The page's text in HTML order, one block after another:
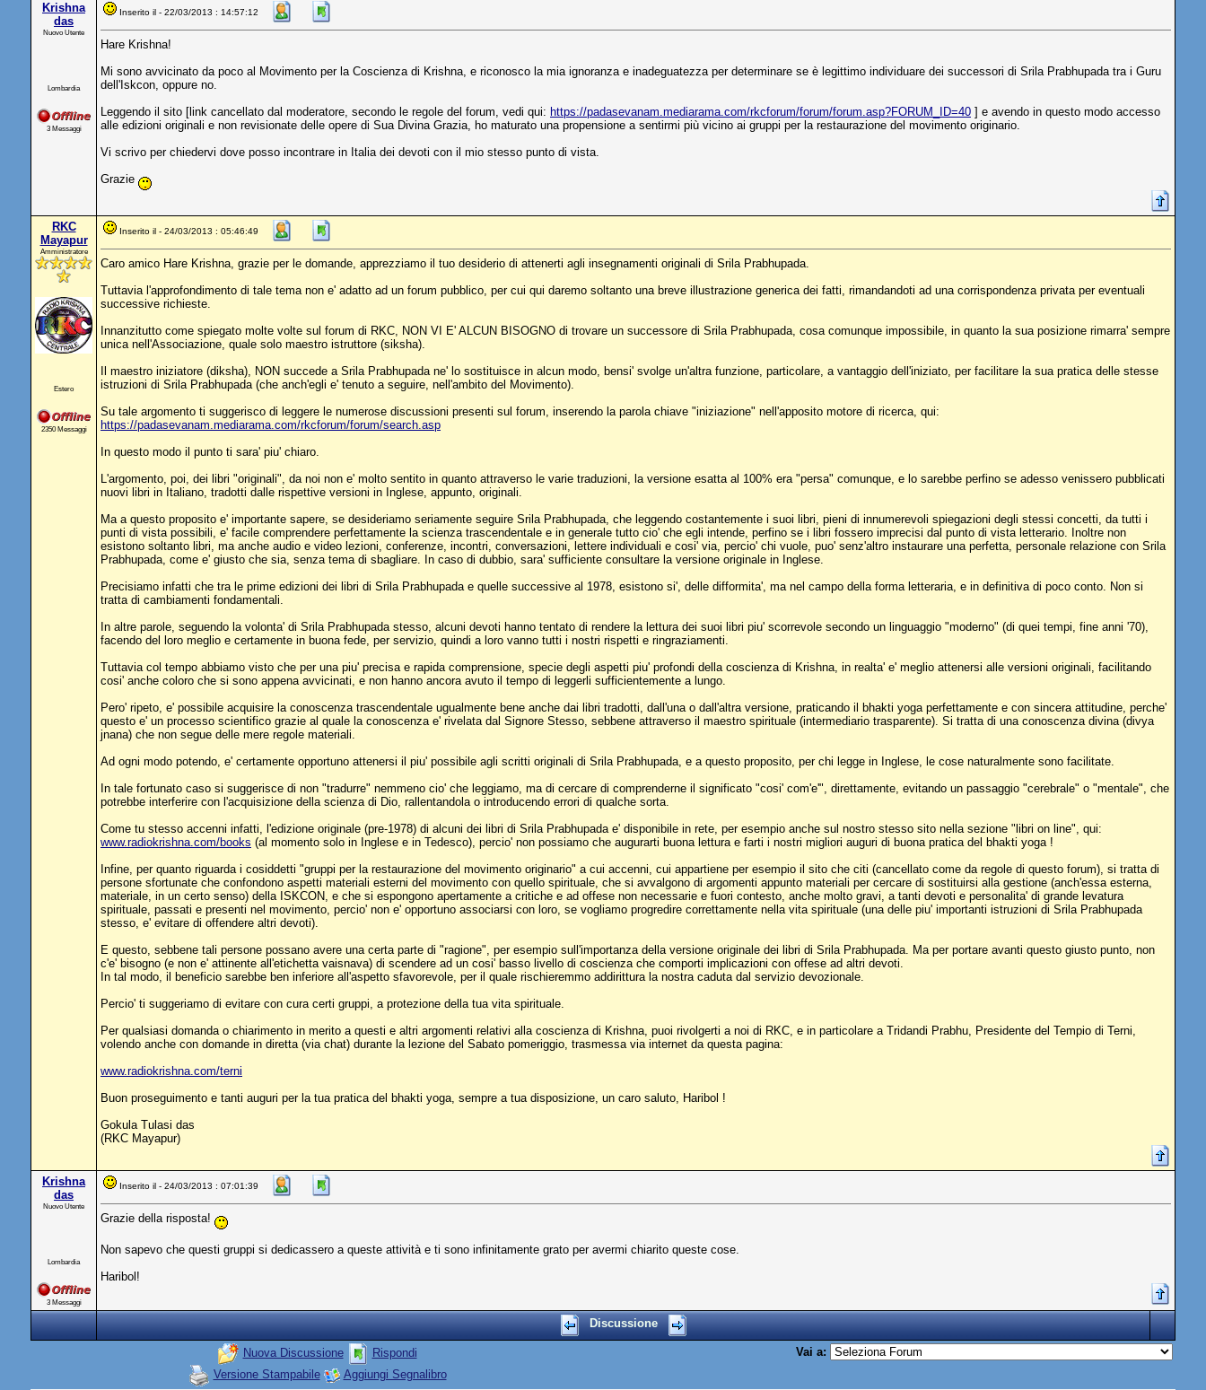
Krishna
das
Nuovo Utente
Lombardia
3 Messaggi
Inserito il - 22/03/2013 : 14:57:12
Hare Krishna!
Mi sono avvicinato da poco al Movimento per la Coscienza di Krishna, e riconosco la mia ignoranza e inadeguatezza per determinare se è legittimo individuare dei successori di Srila Prabhupada tra i Guru
dell'Iskcon, oppure no.
Leggendo il sito [link cancellato dal moderatore, secondo le regole del forum, vedi qui: https://padasevanam.mediarama.com/rkcforum/forum/forum.asp?FORUM_ID=40 ] e avendo in questo modo accesso
alle edizioni originali e non revisionate delle opere di Sua Divina Grazia, ho maturato una propensione a sentirmi più vicino ai gruppi per la restaurazione del movimento originario.
Vi scrivo per chiedervi dove posso incontrare in Italia dei devoti con il mio stesso punto di vista.
Grazie
RKC
Mayapur
Amministratore
Estero
2350 Messaggi
Inserito il - 24/03/2013 : 05:46:49
Caro amico Hare Krishna, grazie per le domande, apprezziamo il tuo desiderio di attenerti agli insegnamenti originali di Srila Prabhupada.
Tuttavia l'approfondimento di tale tema non e' adatto ad un forum pubblico, per cui qui daremo soltanto una breve illustrazione generica dei fatti, rimandandoti ad una corrispondenza privata per eventuali
successive richieste.
Innanzitutto come spiegato molte volte sul forum di RKC, NON VI E' ALCUN BISOGNO di trovare un successore di Srila Prabhupada, cosa comunque impossibile, in quanto la sua posizione rimarra' sempre
unica nell'Associazione, quale solo maestro istruttore (siksha).
Il maestro iniziatore (diksha), NON succede a Srila Prabhupada ne' lo sostituisce in alcun modo, bensi' svolge un'altra funzione, particolare, a vantaggio dell'iniziato, per facilitare la sua pratica delle stesse
istruzioni di Srila Prabhupada (che anch'egli e' tenuto a seguire, nell'ambito del Movimento).
Su tale argomento ti suggerisco di leggere le numerose discussioni presenti sul forum, inserendo la parola chiave "iniziazione" nell'apposito motore di ricerca, qui:
https://padasevanam.mediarama.com/rkcforum/forum/search.asp
In questo modo il punto ti sara' piu' chiaro.
L'argomento, poi, dei libri "originali", da noi non e' molto sentito in quanto attraverso le varie traduzioni, la versione esatta al 100% era "persa" comunque, e lo sarebbe perfino se adesso venissero pubblicati
nuovi libri in Italiano, tradotti dalle rispettive versioni in Inglese, appunto, originali.
Ma a questo proposito e' importante sapere, se desideriamo seriamente seguire Srila Prabhupada, che leggendo costantemente i suoi libri, pieni di innumerevoli spiegazioni degli stessi concetti, da tutti i
punti di vista possibili, e' facile comprendere perfettamente la scienza trascendentale e in generale tutto cio' che egli intende, perfino se i libri fossero imprecisi dal punto di vista letterario. Inoltre non
esistono soltanto libri, ma anche audio e video lezioni, conferenze, incontri, conversazioni, lettere individuali e cosi' via, percio' chi vuole, puo' senz'altro instaurare una perfetta, personale relazione con Srila
Prabhupada, come e' giusto che sia, senza tema di sbagliare. In caso di dubbio, sara' sufficiente consultare la versione originale in Inglese.
Precisiamo infatti che tra le prime edizioni dei libri di Srila Prabhupada e quelle successive al 1978, esistono si', delle difformita', ma nel campo della forma letteraria, e in definitiva di poco conto. Non si
tratta di cambiamenti fondamentali.
In altre parole, seguendo la volonta' di Srila Prabhupada stesso, alcuni devoti hanno tentato di rendere la lettura dei suoi libri piu' scorrevole secondo un linguaggio "moderno" (di quei tempi, fine anni '70),
facendo del loro meglio e certamente in buona fede, per servizio, quindi a loro vanno tutti i nostri rispetti e ringraziamenti.
Tuttavia col tempo abbiamo visto che per una piu' precisa e rapida comprensione, specie degli aspetti piu' profondi della coscienza di Krishna, in realta' e' meglio attenersi alle versioni originali, facilitando
cosi' anche coloro che si sono appena avvicinati, e non hanno ancora avuto il tempo di leggerli sufficientemente a lungo.
Pero' ripeto, e' possibile acquisire la conoscenza trascendentale ugualmente bene anche dai libri tradotti, dall'una o dall'altra versione, praticando il bhakti yoga perfettamente e con sincera attitudine, perche'
questo e' un processo scientifico grazie al quale la conoscenza e' rivelata dal Signore Stesso, sebbene attraverso il maestro spirituale (intermediario trasparente). Si tratta di una conoscenza divina (divya
jnana) che non segue delle mere regole materiali.
Ad ogni modo potendo, e' certamente opportuno attenersi il piu' possibile agli scritti originali di Srila Prabhupada, e a questo proposito, per chi legge in Inglese, le cose naturalmente sono facilitate.
In tale fortunato caso si suggerisce di non "tradurre" nemmeno cio' che leggiamo, ma di cercare di comprenderne il significato "cosi' com'e'", direttamente, evitando un passaggio "cerebrale" o "mentale", che
potrebbe interferire con l'acquisizione della scienza di Dio, rallentandola o introducendo errori di qualche sorta.
Come tu stesso accenni infatti, l'edizione originale (pre-1978) di alcuni dei libri di Srila Prabhupada e' disponibile in rete, per esempio anche sul nostro stesso sito nella sezione "libri on line", qui:
www.radiokrishna.com/books (al momento solo in Inglese e in Tedesco), percio' non possiamo che augurarti buona lettura e farti i nostri migliori auguri di buona pratica del bhakti yoga !
Infine, per quanto riguarda i cosiddetti "gruppi per la restaurazione del movimento originario" a cui accenni, cui appartiene per esempio il sito che citi (cancellato come da regole di questo forum), si tratta di
persone sfortunate che confondono aspetti materiali esterni del movimento con quello spirituale, che si avvalgono di argomenti appunto materiali per cercare di sostituirsi alla gestione (anch'essa esterna,
materiale, in un certo senso) della ISKCON, e che si espongono apertamente a critiche e ad offese non necessarie e fuori contesto, anche molto gravi, a tanti devoti e personalita' di grande levatura
spirituale, passati e presenti nel movimento, percio' non e' opportuno associarsi con loro, se vogliamo progredire correttamente nella vita spirituale (una delle piu' importanti istruzioni di Srila Prabhupada
stesso, e' evitare di offendere altri devoti).
E questo, sebbene tali persone possano avere una certa parte di "ragione", per esempio sull'importanza della versione originale dei libri di Srila Prabhupada. Ma per portare avanti questo giusto punto, non
c'e' bisogno (e non e' attinente all'etichetta vaisnava) di scendere ad un cosi' basso livello di coscienza che comporti implicazioni con offese ad altri devoti.
In tal modo, il beneficio sarebbe ben inferiore all'aspetto sfavorevole, per il quale rischieremmo addirittura la nostra caduta dal servizio devozionale.
Percio' ti suggeriamo di evitare con cura certi gruppi, a protezione della tua vita spirituale.
Per qualsiasi domanda o chiarimento in merito a questi e altri argomenti relativi alla coscienza di Krishna, puoi rivolgerti a noi di RKC, e in particolare a Tridandi Prabhu, Presidente del Tempio di Terni,
volendo anche con domande in diretta (via chat) durante la lezione del Sabato pomeriggio, trasmessa via internet da questa pagina:
www.radiokrishna.com/terni
Buon proseguimento e tanti auguri per la tua pratica del bhakti yoga, sempre a tua disposizione, un caro saluto, Haribol !
Gokula Tulasi das
(RKC Mayapur)
Krishna
das
Nuovo Utente
Lombardia
3 Messaggi
Inserito il - 24/03/2013 : 07:01:39
Grazie della risposta!
Non sapevo che questi gruppi si dedicassero a queste attività e ti sono infinitamente grato per avermi chiarito queste cose.
Haribol!
Discussione
Nuova Discussione
Rispondi
Versione Stampabile
Aggiungi Segnalibro
Vai a: